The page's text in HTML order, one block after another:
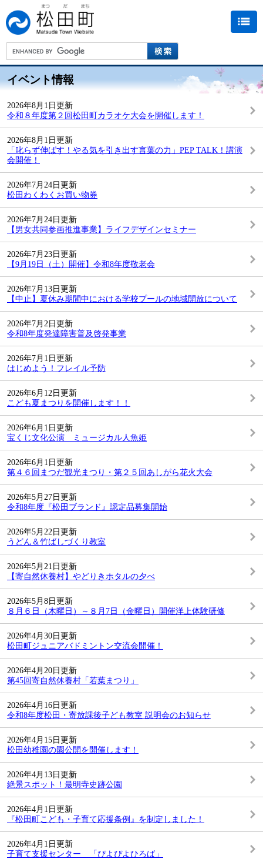
イベント情報
2026年8月1日更新
令和８年度第２回松田町カラオケ大会を開催します！
2026年8月1日更新
「叱らず伸ばす！やる気を引き出す言葉の力」PEP TALK！講演
会開催！
2026年7月24日更新
松田わくわくお買い物券
2026年7月24日更新
【男女共同参画推進事業】ライフデザインセミナー
2026年7月23日更新
【9月19日（土）開催】令和8年度敬老会
2026年7月13日更新
【中止】夏休み期間中における学校プールの地域開放について
2026年7月2日更新
令和8年度発達障害普及啓発事業
2026年7月1日更新
はじめよう！フレイル予防
2026年6月12日更新
こども夏まつりを開催します！！
2026年6月1日更新
宝くじ文化公演 ミュージカル人魚姫
2026年6月1日更新
第４６回まつだ観光まつり・第２５回あしがら花火大会
2026年5月27日更新
令和8年度『松田ブランド』認定品募集開始
2026年5月22日更新
うどん＆竹ばしづくり教室
2026年5月21日更新
【寄自然休養村】やどりきホタルの夕べ
2026年5月8日更新
８月６日（木曜日）～８月7日（金曜日）開催洋上体験研修
2026年4月30日更新
松田町ジュニアバドミントン交流会開催！
2026年4月20日更新
第45回寄自然休養村「若葉まつり」
2026年4月16日更新
令和8年度松田・寄放課後子ども教室 説明会のお知らせ
2026年4月15日更新
松田幼稚園の園公開を開催します！
2026年4月13日更新
絶景スポット！最明寺史跡公園
2026年4月1日更新
『松田町こども・子育て応援条例』を制定しました！
2026年4月1日更新
子育て支援センター 「ぴよぴよひろば」